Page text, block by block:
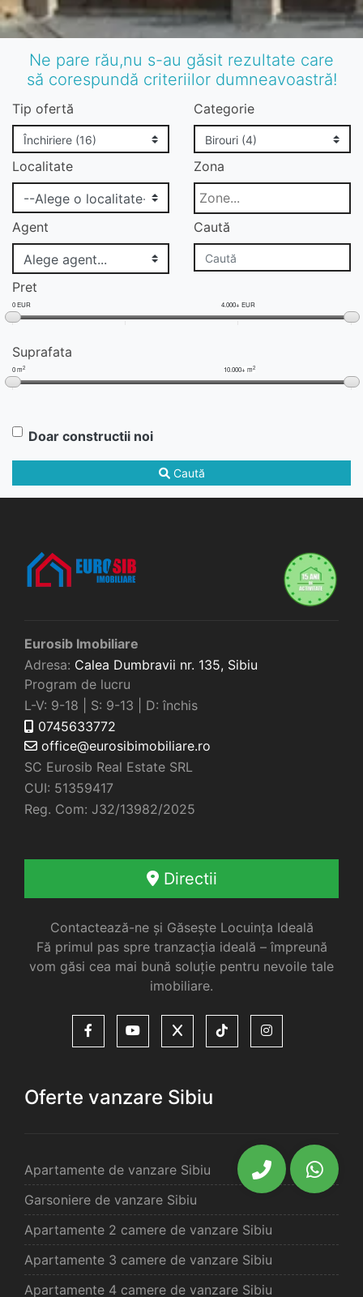
Ne pare rău,nu s-au găsit rezultate care
să corespundă criteriilor dumneavoastră!
Tip ofertă Categorie
Localitate Zona
Agent Caută
Pret
0 EUR 4.000+ EUR
Suprafata
0 m2 10.000+ m2
Doar constructii noi
Caută
Eurosib Imobiliare
Adresa: Calea Dumbravii nr. 135, Sibiu
Program de lucru
L-V: 9-18 | S: 9-13 | D: închis
0745633772
office@eurosibimobiliare.ro
SC Eurosib Real Estate SRL
CUI: 51359417
Reg. Com: J32/13982/2025
Directii
Contactează-ne și Găsește Locuința Ideală
Fă primul pas spre tranzacția ideală – împreună
vom găsi cea mai bună soluție pentru nevoile tale
imobiliare.
Oferte vanzare Sibiu
Apartamente de vanzare Sibiu
Garsoniere de vanzare Sibiu
Apartamente 2 camere de vanzare Sibiu
Apartamente 3 camere de vanzare Sibiu
Apartamente 4 camere de vanzare Sibiu